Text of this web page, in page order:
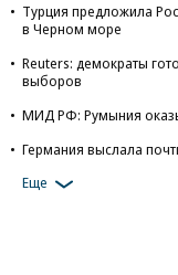
Турция предложила
в Черном море
Reuters: демократы
выборов
МИД РФ: Румыния
Германия выслала
Еще